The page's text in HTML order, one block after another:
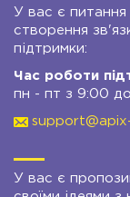
У вас є питання
створення
підтримки:
Час роботи
пн - пт з 9:00
У вас є